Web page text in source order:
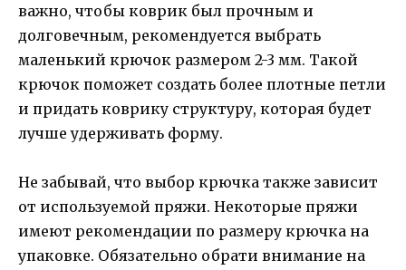
важно, чтобы коврик был прочным и
долговечным, рекомендуется выбрать
маленький крючок размером 2-3 мм. Такой
крючок поможет создать более плотные петли
и придать коврику структуру, которая будет
лучше удерживать форму.
Не забывай, что выбор крючка также зависит
от используемой пряжи. Некоторые пряжи
имеют рекомендации по размеру крючка на
упаковке. Обязательно обрати внимание на